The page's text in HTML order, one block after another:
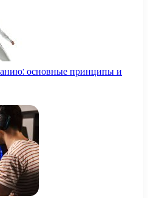
основные принципы и